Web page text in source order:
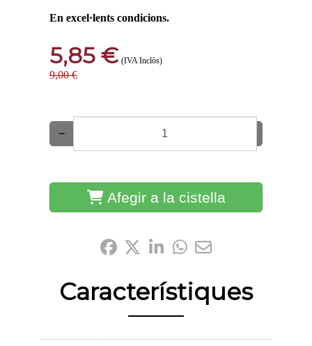
En excel·lents condicions.
5,85 € (IVA Inclòs)
9,00 €
−
Afegir a la cistella
Característiques